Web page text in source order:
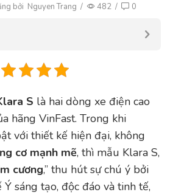
bởi Nguyen Trang / 482 / 0
S là hai dòng xe điện cao
hãng VinFast. Trong khi
với thiết kế hiện đại, không
cơ mạnh mẽ, thì mẫu Klara S,
cương,” thu hút sự chú ý bởi
sáng tạo, độc đáo và tinh tế,